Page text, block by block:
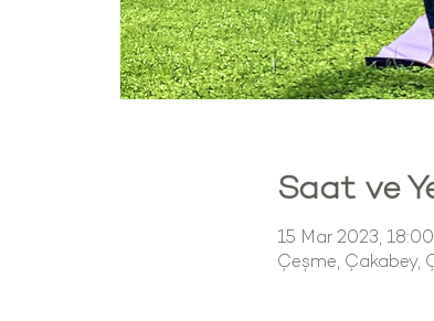
Saat ve
15 Mar 2023,
Çeşme, Çakabey,